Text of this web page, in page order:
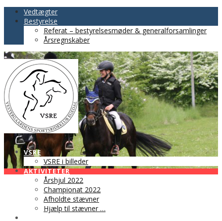
Vedtægter
Bestyrelse
Referat – bestyrelsesmøder & generalforsamlinger
Årsregnskaber
VSRE
VSRE i billeder
AKTIVITETER
Årshjul 2022
Championat 2022
Afholdte stævner
Hjælp til stævner …